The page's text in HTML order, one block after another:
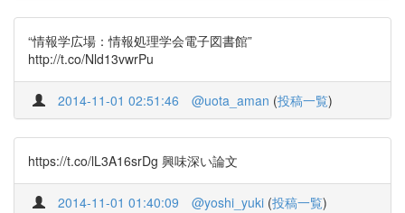
“情報学広場：情報処理学会電子図書館”
http://t.co/Nld13vwrPu
2014-11-01 02:51:46 @uota_aman (投稿一覧)
https://t.co/lL3A16srDg 興味深い論文
2014-11-01 01:40:09 @yoshi_yuki (投稿一覧)